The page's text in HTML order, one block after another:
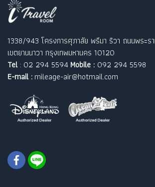
1338/943 โครงการศุภาลัย พรีมา ริวา ถนนพระร
เขตยานนาวา กรุงเทพมหานคร 10120
Tel: 02 294 5594 Mobile : 092 294 5598
E-mail : mileage-air@hotmail.com